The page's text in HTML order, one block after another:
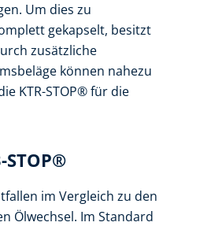
Um dies zu
gekapselt, besitzt
zusätzliche
können nahezu
KTR-STOP® für die
im Vergleich zu den
Ölwechsel. Im Standard